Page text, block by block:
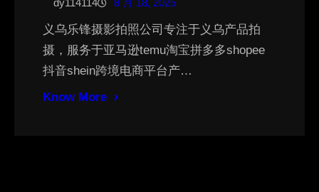
dy114114 8 月 18, 2025
义乌乐锋摄影拍照公司专注于义乌产品拍
摄，服务于亚马逊temu淘宝拼多多shopee
抖音shein跨境电商平台产…
Know More